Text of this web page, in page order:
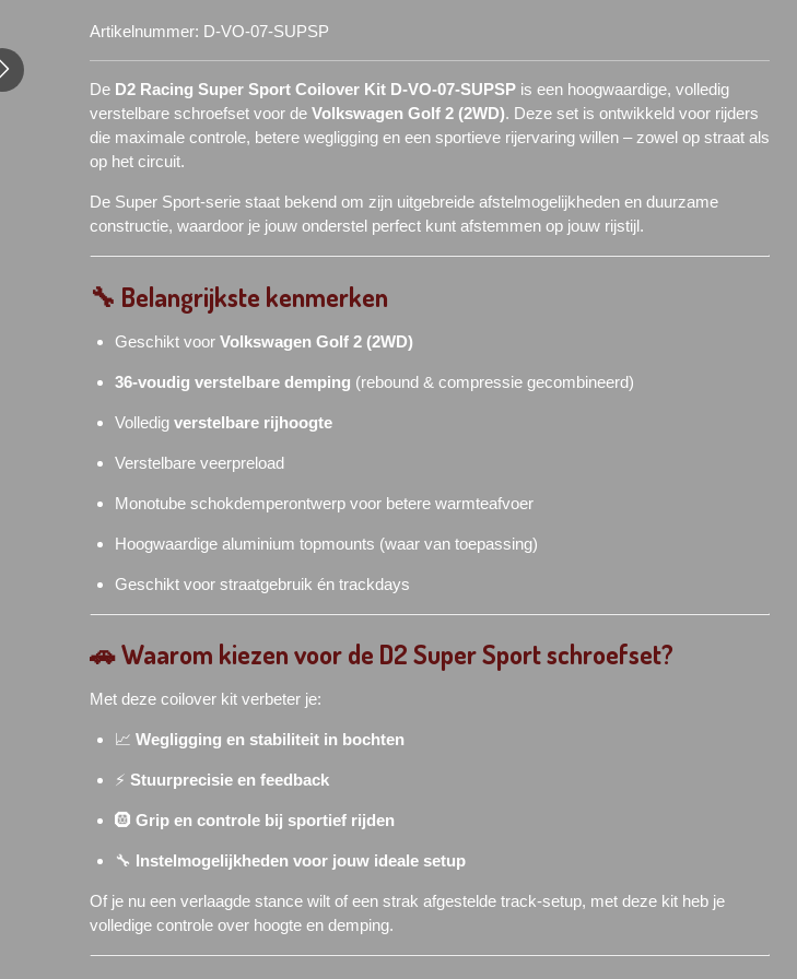
Artikelnummer: D-VO-07-SUPSP
De D2 Racing Super Sport Coilover Kit D-VO-07-SUPSP is een hoogwaardige, volledig
verstelbare schroefset voor de Volkswagen Golf 2 (2WD). Deze set is ontwikkeld voor rijders
die maximale controle, betere wegligging en een sportieve rijervaring willen – zowel op straat als
op het circuit.
De Super Sport-serie staat bekend om zijn uitgebreide afstelmogelijkheden en duurzame
constructie, waardoor je jouw onderstel perfect kunt afstemmen op jouw rijstijl.
🔧 Belangrijkste kenmerken
Geschikt voor Volkswagen Golf 2 (2WD)
36-voudig verstelbare demping (rebound & compressie gecombineerd)
Volledig verstelbare rijhoogte
Verstelbare veerpreload
Monotube schokdemperontwerp voor betere warmteafvoer
Hoogwaardige aluminium topmounts (waar van toepassing)
Geschikt voor straatgebruik én trackdays
🚗Waarom kiezen voor de D2 Super Sport schroefset?
Met deze coilover kit verbeter je:
📈 Wegligging en stabiliteit in bochten
⚡ Stuurprecisie en feedback
🛞 Grip en controle bij sportief rijden
🔧 Instelmogelijkheden voor jouw ideale setup
Of je nu een verlaagde stance wilt of een strak afgestelde track-setup, met deze kit heb je
volledige controle over hoogte en demping.